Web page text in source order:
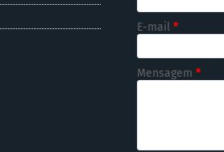
E-mail *
Mensagem *